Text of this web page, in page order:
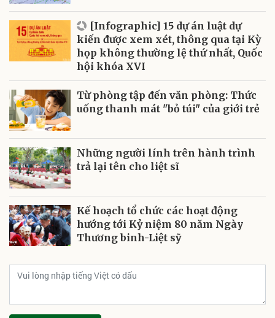
[Infographic] 15 dự án luật dự
kiến được xem xét, thông qua tại Kỳ
họp không thường lệ thứ nhất, Quốc
hội khóa XVI
Từ phòng tập đến văn phòng: Thức
uống thanh mát "bỏ túi" của giới trẻ
Những người lính trên hành trình
trả lại tên cho liệt sĩ
Kế hoạch tổ chức các hoạt động
hướng tới Kỷ niệm 80 năm Ngày
Thương binh-Liệt sỹ